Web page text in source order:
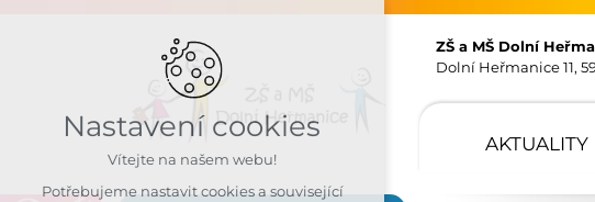
ZŠ a MŠ Dolní
Dolní Heřmanice 11,
AKTUALITY
Nastavení cookies
Vítejte na našem webu!
Potřebujeme nastavit cookies a související